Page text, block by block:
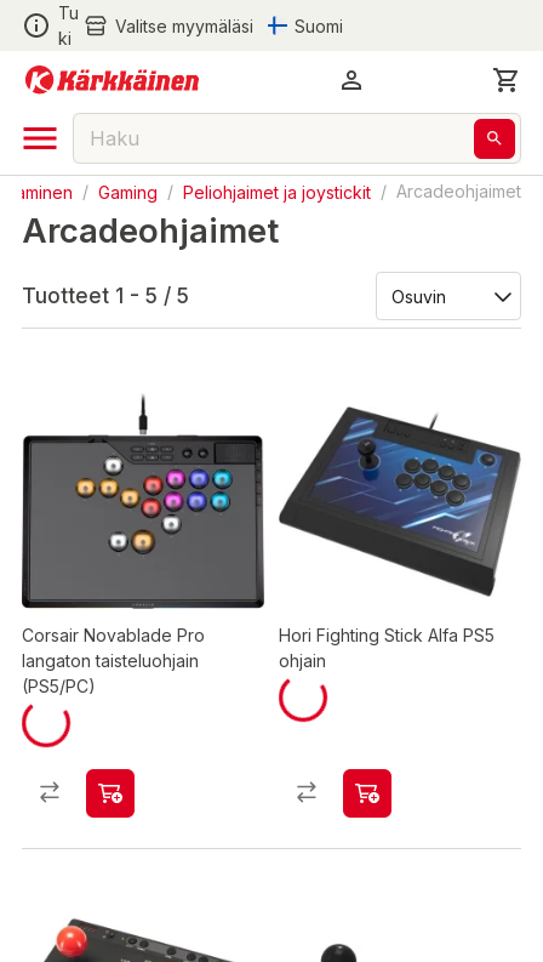
Tu
ki
Valitse myymäläsi Suomi
/ Gaming / Peliohjaimet ja joystickit / Arcadeohjaimet
Arcadeohjaimet
Tuotteet 1 - 5 / 5
Corsair Novablade Pro
langaton taisteluohjain
(PS5/PC)
Hori Fighting Stick Alfa PS5
ohjain